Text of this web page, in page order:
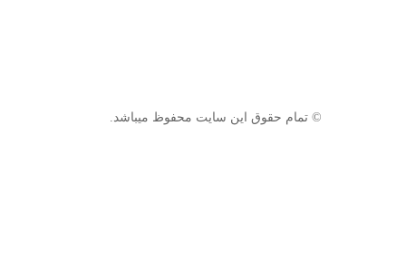
© تمام حقوق این سایت محفوظ میباشد.